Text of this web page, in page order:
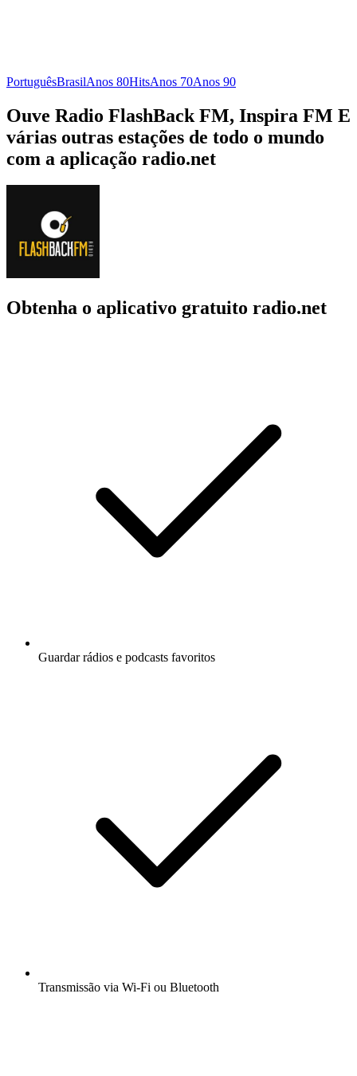
PortuguêsBrasilAnos 80HitsAnos 70Anos 90
Ouve Radio FlashBack FM, Inspira FM E
várias outras estações de todo o mundo
com a aplicação radio.net
Obtenha o aplicativo gratuito radio.net
Guardar rádios e podcasts favoritos
Transmissão via Wi-Fi ou Bluetooth